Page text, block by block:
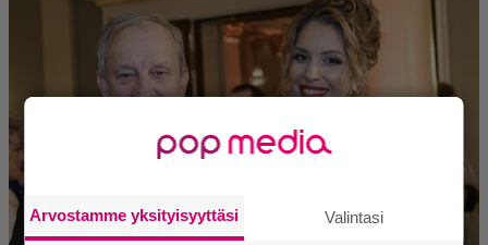
Arvostamme yksityisyyttäsi Valintasi